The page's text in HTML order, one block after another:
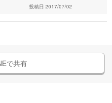
投稿日 2017/07/02
で共有